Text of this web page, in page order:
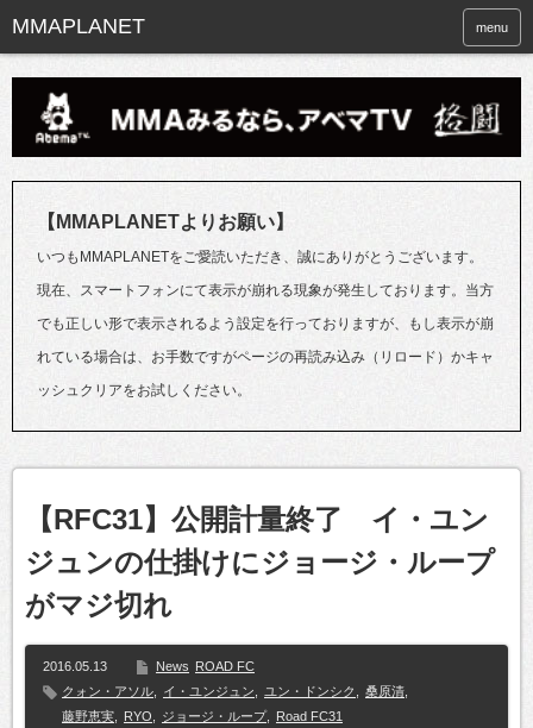
menu
【MMAPLANETよりお願い】
いつもMMAPLANETをご愛読いただき、誠にありがとうございます。
現在、スマートフォンにて表示が崩れる現象が発生しております。当方
でも正しい形で表示されるよう設定を行っておりますが、もし表示が崩
れている場合は、お手数ですがページの再読み込み（リロード）かキャ
ッシュクリアをお試しください。
【RFC31】公開計量終了 イ・ユン
ジュンの仕掛けにジョージ・ループ
がマジ切れ
2016.05.13 News ROAD FC
クォン・アソル
イ・ユンジュン ユン・ドンシク 桑原清
藤野恵実
RYO ジョージ・ループ, Road FC31